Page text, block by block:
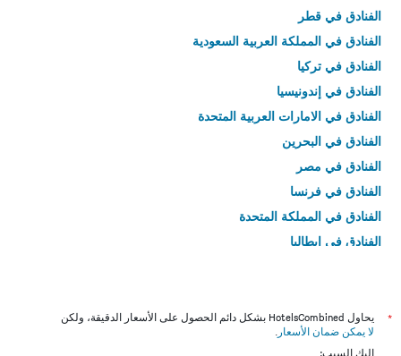
الفنادق في قطر
الفنادق في المملكة العربية السعودية
الفنادق في تركيا
الفنادق في إندونيسيا
الفنادق في الامارات العربية المتحدة
الفنادق في البحرين
الفنادق في مصر
الفنادق في فرنسا
الفنادق في المملكة المتحدة
الفنادق في إيطاليا
*
يحاول HotelsCombined بشكل دائم الحصول على الأسعار الدقيقة، ولكن
لا يمكن ضمان الأسعار .
إليك السبب: